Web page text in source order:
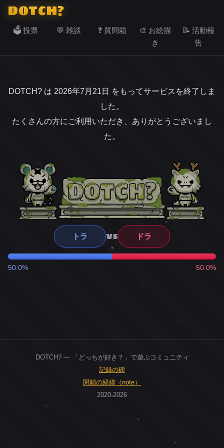
DOTCH?
🗳️ 投票 💬 雑談 ❓ 質問箱
🎨 お絵描
き
📝 活動報
告
DOTCH? は 2026年7月21日 をもってサービスを終了しま
した。
たくさんの方にご利用いただき、ありがとうございまし
た。
トラ VS ドラ
50.0% 50.0%
DOTCH? — 「どっちが好き？」で遊ぶコミュニティ
記録の碑
閉鎖の経緯（note）
2020-2026